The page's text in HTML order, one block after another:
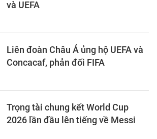
và UEFA
Liên đoàn Châu Á ủng hộ UEFA và
Concacaf, phản đối FIFA
Trọng tài chung kết World Cup
2026 lần đầu lên tiếng về Messi